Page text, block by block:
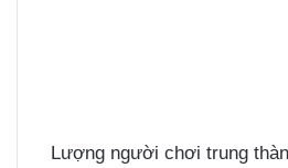
Lượng người chơi trung